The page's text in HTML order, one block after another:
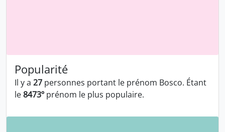
Popularité
Il y a 27 personnes portant le prénom Bosco. Étant
le8473º prénom le plus populaire.